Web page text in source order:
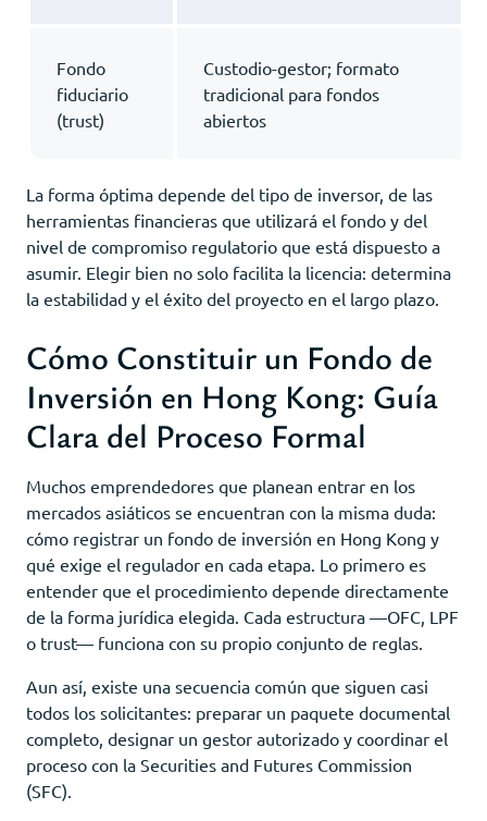
Fondo
fiduciario
(trust)
Custodio-gestor; formato
tradicional para fondos
abiertos
La forma óptima depende del tipo de inversor, de las
herramientas financieras que utilizará el fondo y del
nivel de compromiso regulatorio que está dispuesto a
asumir. Elegir bien no solo facilita la licencia: determina
la estabilidad y el éxito del proyecto en el largo plazo.
Cómo Constituir un Fondo de
Inversión en Hong Kong: Guía
Clara del Proceso Formal
Muchos emprendedores que planean entrar en los
mercados asiáticos se encuentran con la misma duda:
cómo registrar un fondo de inversión en Hong Kong y
qué exige el regulador en cada etapa. Lo primero es
entender que el procedimiento depende directamente
de la forma jurídica elegida. Cada estructura —OFC, LPF
o trust— funciona con su propio conjunto de reglas.
Aun así, existe una secuencia común que siguen casi
todos los solicitantes: preparar un paquete documental
completo, designar un gestor autorizado y coordinar el
proceso con la Securities and Futures Commission
(SFC).